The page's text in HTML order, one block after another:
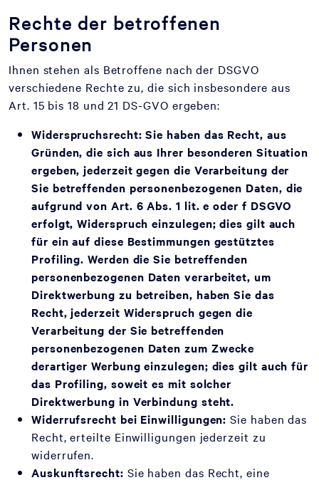
Rechte der betroffenen
Personen
Ihnen stehen als Betroffene nach der DSGVO
verschiedene Rechte zu, die sich insbesondere aus
Art. 15 bis 18 und 21 DS-GVO ergeben:
Widerspruchsrecht:Sie haben das Recht, aus
Gründen, die sich aus Ihrer besonderen Situation
ergeben, jederzeit gegen die Verarbeitung der
Sie betreffenden personenbezogenen Daten, die
aufgrund von Art. 6 Abs. 1 lit. e oder f DSGVO
erfolgt, Widerspruch einzulegen; dies gilt auch
für ein auf diese Bestimmungen gestütztes
Profiling. Werden die Sie betreffenden
personenbezogenen Daten verarbeitet, um
Direktwerbung zu betreiben, haben Sie das
Recht, jederzeit Widerspruch gegen die
Verarbeitung der Sie betreffenden
personenbezogenen Daten zum Zwecke
derartiger Werbung einzulegen; dies gilt auch für
das Profiling, soweit es mit solcher
Direktwerbung in Verbindung steht.
Widerrufsrecht bei Einwilligungen: Sie haben das
Recht, erteilte Einwilligungen jederzeit zu
widerrufen.
Auskunftsrecht: Sie haben das Recht, eine